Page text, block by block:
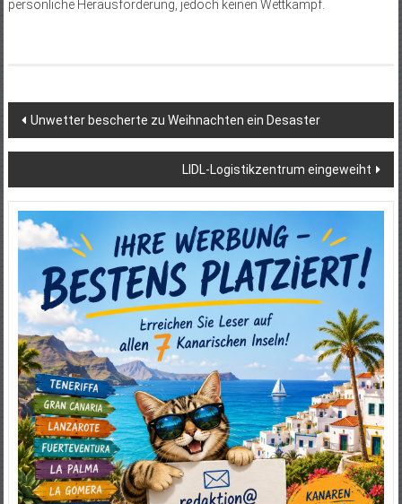
persönliche Herausforderung, jedoch keinen Wettkampf.
Beitragsnavigation
Unwetter bescherte zu Weihnachten ein Desaster
LIDL-Logistikzentrum eingeweiht